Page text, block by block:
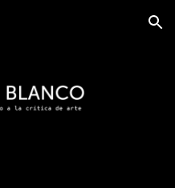
Skip to navigation